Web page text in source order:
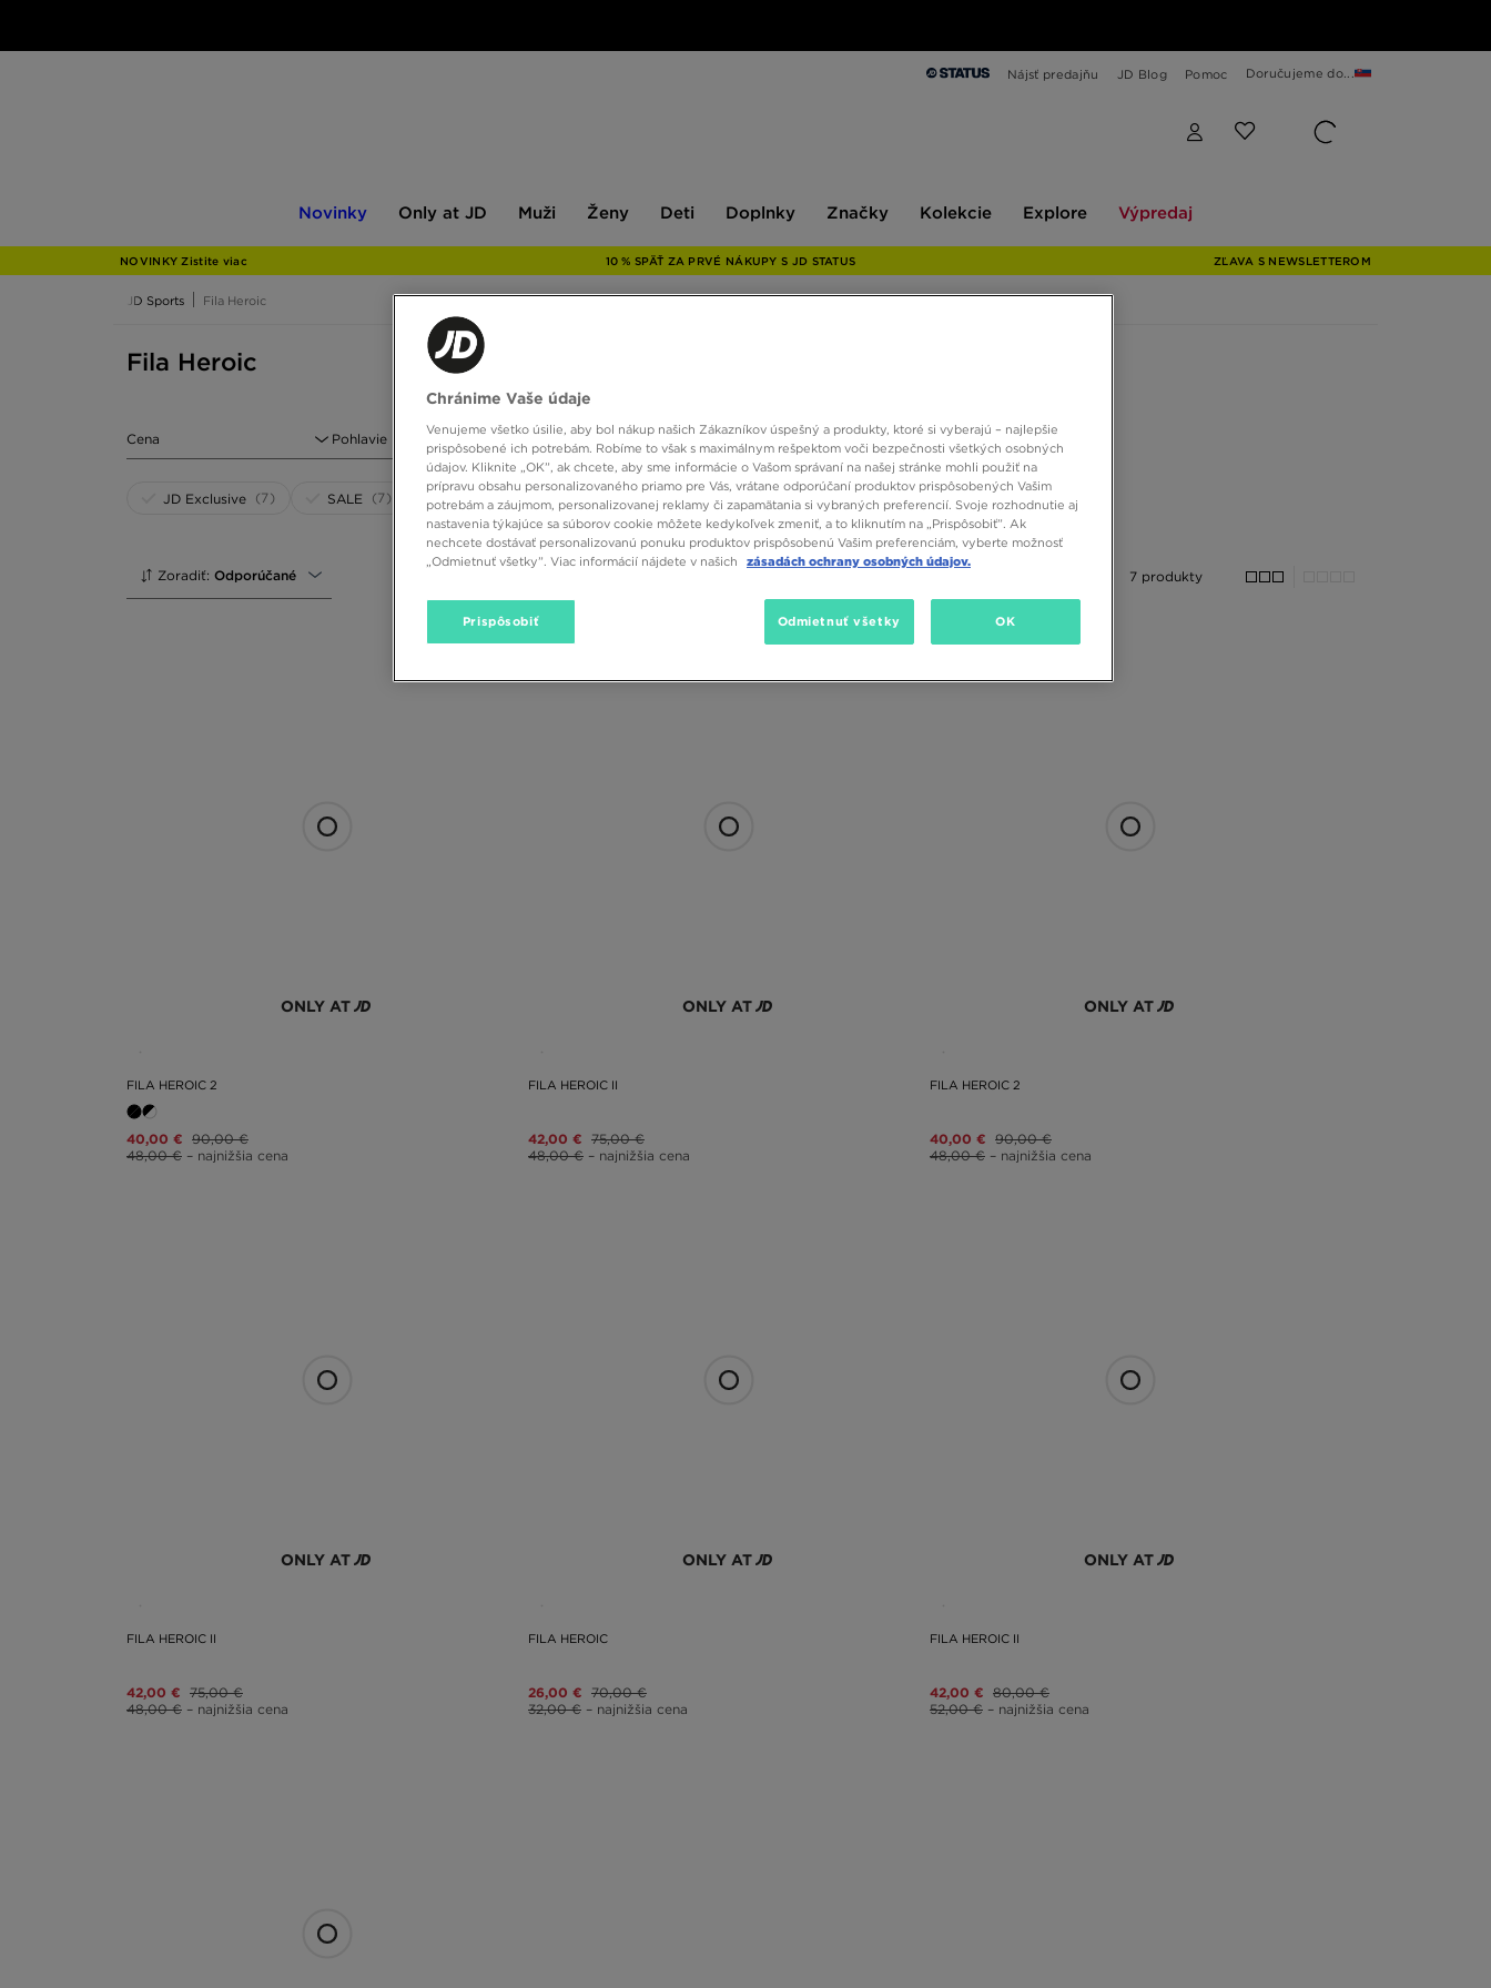
Nájsť predajňu JD Blog Pomoc Doručujeme do...
Novinky
JD
Only at JD Muži Ženy Deti Doplnky Značky Kolekcie Explore Výpredaj
NOVINKY Zistite viac 10 % SPÄŤ ZA PRVÉ NÁKUPY S JD STATUS ZĽAVA S NEWSLETTEROM
JD Sports Fila Heroic
Fila Heroic
Cena Pohlavie Veľkosť Farba
JD Exclusive (7) SALE (7)
Zoradiť: Odporúčané 7 produkty
ONLY AT
FILA HEROIC 2
40,00 € 90,00 €
48,00 € – najnižšia cena
ONLY AT
FILA HEROIC II
42,00 € 75,00 €
48,00 € – najnižšia cena
ONLY AT
FILA HEROIC 2
40,00 € 90,00 €
48,00 € – najnižšia cena
ONLY AT
FILA HEROIC II
42,00 € 75,00 €
48,00 € – najnižšia cena
ONLY AT
FILA HEROIC
26,00 € 70,00 €
32,00 € – najnižšia cena
ONLY AT
FILA HEROIC II
42,00 € 80,00 €
52,00 € – najnižšia cena
Chránime Vaše údaje
Venujeme všetko úsilie, aby bol nákup našich Zákazníkov úspešný a produkty, ktoré si vyberajú – najlepšie
prispôsobené ich potrebám. Robíme to však s maximálnym rešpektom voči bezpečnosti všetkých osobných
údajov. Kliknite „OK”, ak chcete, aby sme informácie o Vašom správaní na našej stránke mohli použiť na
prípravu obsahu personalizovaného priamo pre Vás, vrátane odporúčaní produktov prispôsobených Vašim
potrebám a záujmom, personalizovanej reklamy či zapamätania si vybraných preferencií. Svoje rozhodnutie aj
nastavenia týkajúce sa súborov cookie môžete kedykoľvek zmeniť, a to kliknutím na „Prispôsobiť”. Ak
nechcete dostávať personalizovanú ponuku produktov prispôsobenú Vašim preferenciám, vyberte možnosť
„Odmietnuť všetky”. Viac informácií nájdete v našich
zásadách ochrany osobných údajov.
Prispôsobiť Odmietnuť všetky OK